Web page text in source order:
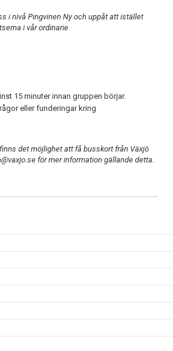
i nivå Pingvinen Ny och uppåt att istället
i vår ordinarie
15 minuter innan gruppen börjar.
eller funderingar kring
det möjlighet att få busskort från Växjö
för mer information gällande detta.